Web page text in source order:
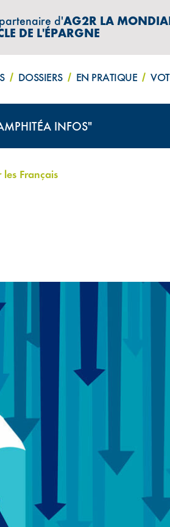
d'AG2R LA
DE L'ÉPARGNE
DOSSIERS EN PRATIQUE
INFOS"
Français